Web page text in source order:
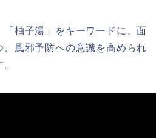
柚子湯」をキーワードに、面
、風邪予防への意識を高められ